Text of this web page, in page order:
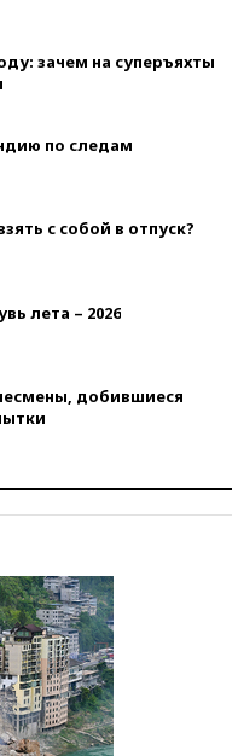
зачем на суперъяхты
по следам
с собой в отпуск?
лета – 2026
добившиеся